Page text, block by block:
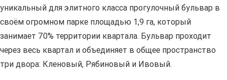
уникальный для элитного класса прогулочный бульвар в
своём огромном парке площадью 1,9 га, который
занимает 70% территории квартала. Бульвар проходит
через весь квартал и объединяет в общее пространство
три двора: Кленовый, Рябиновый и Ивовый.